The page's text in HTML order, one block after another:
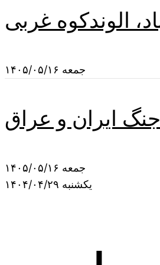
الوندکوه غربی
جمعه ۱۴۰۵/۰۵/۱۶
ایران و عراق
جمعه ۱۴۰۵/۰۵/۱۶
یکشنبه ۱۴۰۴/۰۴/۲۹